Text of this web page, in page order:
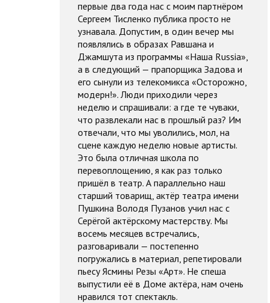
первые два года нас с моим партнёром
Сергеем Тисленко публика просто не
узнавала. Допустим, в один вечер мы
появлялись в образах Равшана и
Джамшута из программы «Наша Russia»,
а в следующий — прапорщика Задова и
его сынули из телекомикса «Осторожно,
модерн!». Люди приходили через
неделю и спрашивали: а где те чуваки,
что развлекали нас в прошлый раз? Им
отвечали, что мы уволились, мол, на
сцене каждую неделю новые артисты.
Это была отличная школа по
перевоплощению, я как раз только
пришёл в театр. А параллельно наш
старший товарищ, актёр театра имени
Пушкина Володя Пузанов учил нас с
Серёгой актёрскому мастерству. Мы
восемь месяцев встречались,
разговаривали — постепенно
погружались в материал, репетировали
пьесу Ясмины Резы «Арт». Не спеша
выпустили её в Доме актёра, нам очень
нравился тот спектакль.